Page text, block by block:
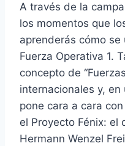
A través de la
los momentos que
aprenderás cómo
Fuerza Operativa 1.
concepto de
internacionales y,
pone cara a cara
el Proyecto Fénix: el
Hermann Wenzel